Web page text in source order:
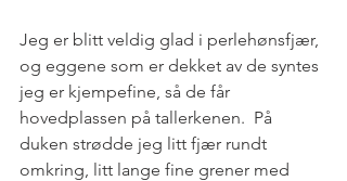
Jeg er blitt veldig glad i perlehønsfjær,
og eggene som er dekket av de syntes
jeg er kjempefine, så de får
hovedplassen på tallerkenen.  På
duken strødde jeg litt fjær rundt
omkring, litt lange fine grener med